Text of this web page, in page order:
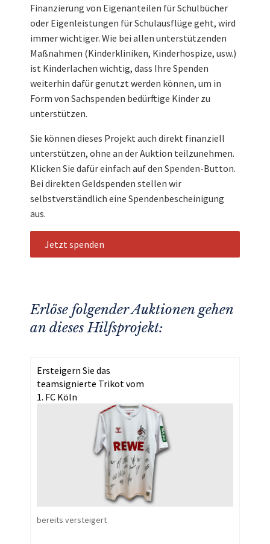
Finanzierung von Eigenanteilen für Schulbücher
oder Eigenleistungen für Schulausflüge geht, wird
immer wichtiger. Wie bei allen unterstützenden
Maßnahmen (Kinderkliniken, Kinderhospize, usw.)
ist Kinderlachen wichtig, dass Ihre Spenden
weiterhin dafür genutzt werden können, um in
Form von Sachspenden bedürftige Kinder zu
unterstützen.
Sie können dieses Projekt auch direkt finanziell
unterstützen, ohne an der Auktion teilzunehmen.
Klicken Sie dafür einfach auf den Spenden-Button.
Bei direkten Geldspenden stellen wir
selbstverständlich eine Spendenbescheinigung
aus.
Jetzt spenden
Erlöse folgender Auktionen gehen
an dieses Hilfsprojekt:
Ersteigern Sie das
teamsignierte Trikot vom
1. FC Köln
bereits versteigert